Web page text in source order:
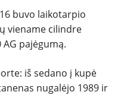
buvo laikotarpio
viename cilindre
pajėgumą.
iš sedano į kupė
nugalėjo 1989 ir